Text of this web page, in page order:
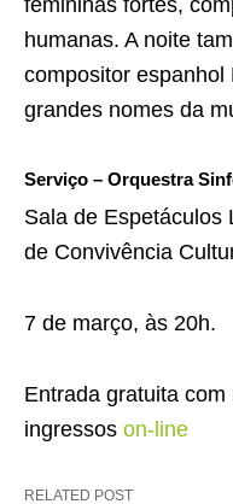
humanas. A noite
compositor
grandes nomes da
Serviço – Orquestra
Sala de Espetáculos
de Convivência
7 de março, às 20h.
Entrada gratuita
ingressos on-line
RELATED POST